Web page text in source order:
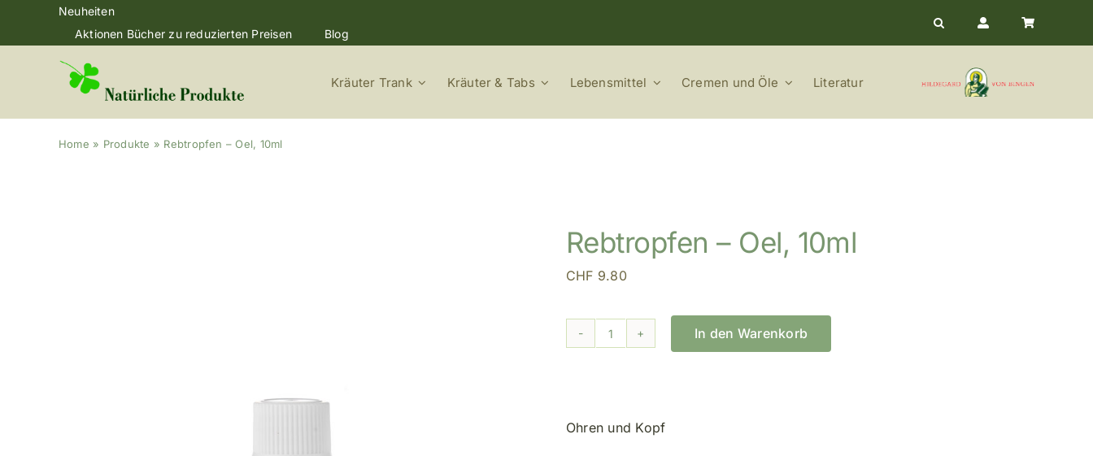
Neuheiten
Aktionen Bücher zu reduzierten Preisen
Blog
Kräuter Trank Kräuter & Tabs Lebensmittel Cremen und Öle Literatur
Home » Produkte » Rebtropfen – Oel, 10ml
Rebtropfen – Oel, 10ml
CHF 9.80
Rebtropfen
Menge
In den Warenkorb
Ohren und Kopf